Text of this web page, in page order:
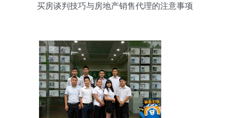
买房谈判技巧与房地产销售代理的注意事项